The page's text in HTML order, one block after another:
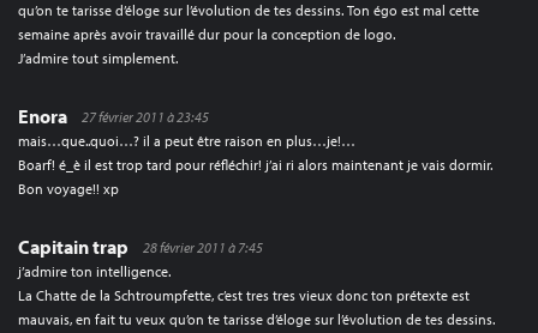
qu’on te tarisse d’éloge sur l’évolution de tes dessins. Ton égo est mal cette
semaine après avoir travaillé dur pour la conception de logo.
J’admire tout simplement.
Enora
27 février 2011 à 23:45
mais…que..quoi…? il a peut être raison en plus…je!…
Boarf! é_è il est trop tard pour réfléchir! j’ai ri alors maintenant je vais dormir.
Bon voyage!! xp
Capitain trap
28 février 2011 à 7:45
j’admire ton intelligence.
La Chatte de la Schtroumpfette, c’est tres tres vieux donc ton prétexte est
mauvais, en fait tu veux qu’on te tarisse d’éloge sur l’évolution de tes dessins.